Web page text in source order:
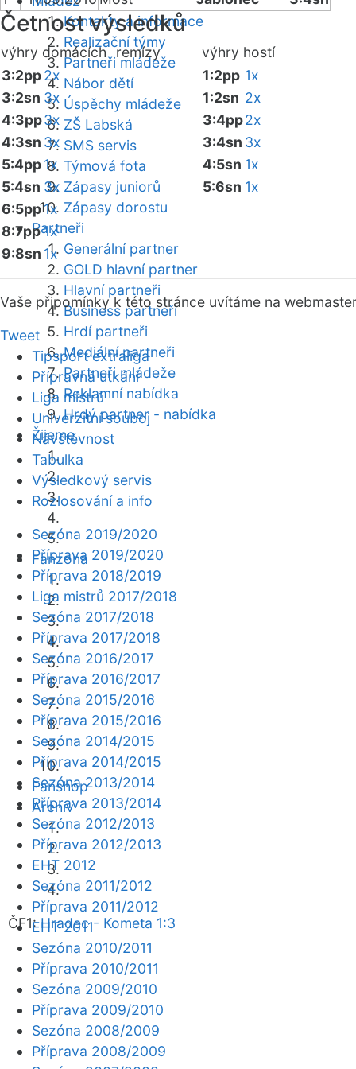
Kontakty a informace
Realizační týmy
Partneři mládeže
Nábor dětí
Úspěchy mládeže
ZŠ Labská
SMS servis
Týmová fota
Zápasy juniorů
Zápasy dorostu
Partneři
Generální partner
GOLD hlavní partner
Hlavní partneři
Business partneři
Hrdí partneři
Mediální partneři
Partneři mládeže
Reklamní nabídka
Hrdý partner - nabídka
Žijeme
Fanzóna
Fanshop
Archiv
ČF1:Hradec - Kometa 1:3
Četnost výsledků
výhry domácíchremízy výhry hostí
3:2pp2x
3:2sn 3x
4:3pp3x
4:3sn 3x
5:4pp1x
5:4sn 3x
6:5pp1x
8:7pp1x
9:8sn 1x
1:2pp 1x
1:2sn 2x
3:4pp2x
3:4sn 3x
4:5sn 1x
5:6sn 1x
Vaše připomínky k této stránce uvítáme na webmaster
Tweet
Tipsport extraliga
Přípravná utkání
Liga mistrů
Univerzitní souboj
Návštěvnost
Tabulka
Výsledkový servis
Rozlosování a info
Sezóna 2019/2020
Příprava 2019/2020
Příprava 2018/2019
Liga mistrů 2017/2018
Sezóna 2017/2018
Příprava 2017/2018
Sezóna 2016/2017
Příprava 2016/2017
Sezóna 2015/2016
Příprava 2015/2016
Sezóna 2014/2015
Příprava 2014/2015
Sezóna 2013/2014
Příprava 2013/2014
Sezóna 2012/2013
Příprava 2012/2013
EHT 2012
Sezóna 2011/2012
Příprava 2011/2012
EHT 2011
Sezóna 2010/2011
Příprava 2010/2011
Sezóna 2009/2010
Příprava 2009/2010
Sezóna 2008/2009
Příprava 2008/2009